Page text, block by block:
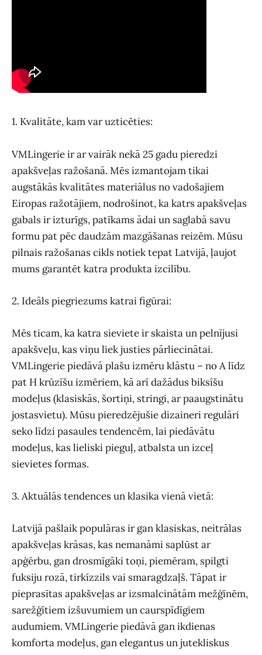
1. Kvalitāte, kam var uzticēties:
VMLingerie ir ar vairāk nekā 25 gadu pieredzi
apakšveļas ražošanā. Mēs izmantojam tikai
augstākās kvalitātes materiālus no vadošajiem
Eiropas ražotājiem, nodrošinot, ka katrs apakšveļas
gabals ir izturīgs, patīkams ādai un saglabā savu
formu pat pēc daudzām mazgāšanas reizēm. Mūsu
pilnais ražošanas cikls notiek tepat Latvijā, ļaujot
mums garantēt katra produkta izcilību.
2. Ideāls piegriezums katrai figūrai:
Mēs ticam, ka katra sieviete ir skaista un pelnījusi
apakšveļu, kas viņu liek justies pārliecinātai.
VMLingerie piedāvā plašu izmēru klāstu – no A līdz
pat H krūzīšu izmēriem, kā arī dažādus biksīšu
modeļus (klasiskās, šortiņi, stringi, ar paaugstinātu
jostasvietu). Mūsu pieredzējušie dizaineri regulāri
seko līdzi pasaules tendencēm, lai piedāvātu
modeļus, kas lieliski pieguļ, atbalsta un izceļ
sievietes formas.
3. Aktuālās tendences un klasika vienā vietā:
Latvijā pašlaik populāras ir gan klasiskas, neitrālas
apakšveļas krāsas, kas nemanāmi saplūst ar
apģērbu, gan drosmīgāki toņi, piemēram, spilgti
fuksiju rozā, tirkīzzils vai smaragdzaļš. Tāpat ir
pieprasītas apakšveļas ar izsmalcinātām mežģīnēm,
sarežģītiem izšuvumiem un caurspīdīgiem
audumiem. VMLingerie piedāvā gan ikdienas
komforta modeļus, gan elegantus un jutekliskus